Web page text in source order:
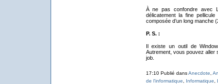
À ne pas confondre avec
délicatement la fine
composée d’un long manche
P. S. :
Il existe un outil de
Autrement, vous pouvez aller
job.
17:10 Publié dansAnecdote
de l'informatique
Informatique